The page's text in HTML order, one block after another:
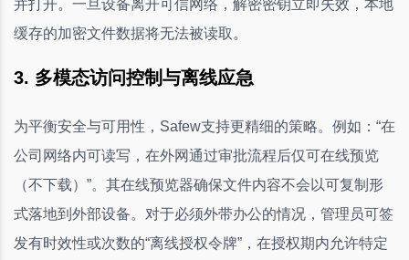
并打开。一旦设备离开可信网络，解密密钥立即失效，本地
缓存的加密文件数据将无法被读取。
3. 多模态访问控制与离线应急
为平衡安全与可用性，Safew支持更精细的策略。例如：“在
公司网络内可读写，在外网通过审批流程后仅可在线预览
（不下载）”。其在线预览器确保文件内容不会以可复制形
式落地到外部设备。对于必须外带办公的情况，管理员可签
发有时效性或次数的“离线授权令牌”，在授权期内允许特定